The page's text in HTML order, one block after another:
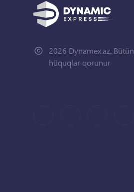
2026 Dynamex.az. Bütün
hüquqlar qorunur